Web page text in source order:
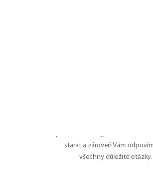
pro Vás manuály, naučíme Vás se
starat a zároveň Vám
všechny důležité otázky.